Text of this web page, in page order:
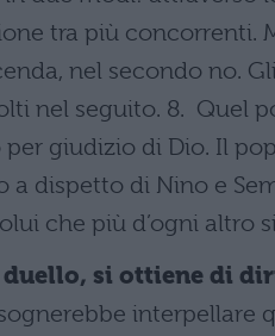
tra più concorrenti.
nel secondo no.
nel seguito. 8. Quel
per giudizio di Dio. Il
a dispetto di Nino e
che più d’ogni altro
si ottiene di
interpellare